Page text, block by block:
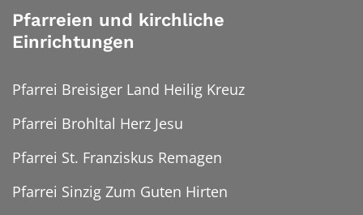
Pfarreien und kirchliche
Einrichtungen
Pfarrei Breisiger Land Heilig Kreuz
Pfarrei Brohltal Herz Jesu
Pfarrei St. Franziskus Remagen
Pfarrei Sinzig Zum Guten Hirten